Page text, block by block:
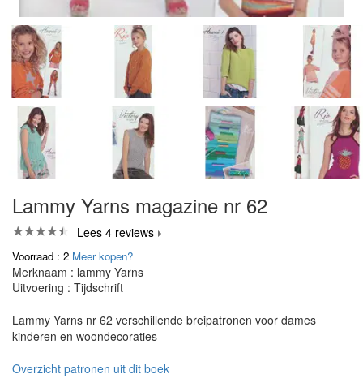
Lammy Yarns magazine nr 62
Lees 4 reviews
Voorraad : 2 Meer kopen?
Merknaam : lammy Yarns
Uitvoering : Tijdschrift
Lammy Yarns nr 62 verschillende breipatronen voor dames
kinderen en woondecoraties
Overzicht patronen uit dit boek